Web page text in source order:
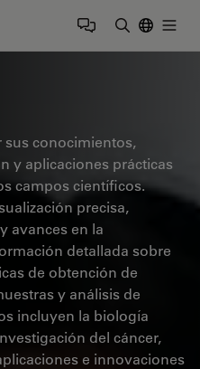
sus conocimientos,
y aplicaciones prácticas
campos científicos.
precisa,
avances en la
detallada sobre
de obtención de
y análisis de
incluyen la biología
del cáncer,
e innovaciones